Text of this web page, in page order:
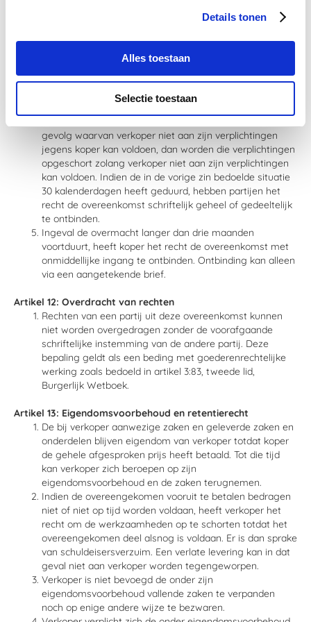
Details tonen
Alles toestaan
Selectie toestaan
transportmoeilijkheden, en andere storingen in het
Voorts verstaan partijen onder overmacht de
omstandigheid dat toeleveringsbedrijven waarvan
verkoper afhankelijk is voor de uitvoering van de
overeenkomst, niet aan de contractuele verplichtingen
jegens verkoper voldoen, tenzij zulks aan verkoper te
gevolg waarvan verkoper niet aan zijn verplichtingen
jegens koper kan voldoen, dan worden die verplichtingen
opgeschort zolang verkoper niet aan zijn verplichtingen
kan voldoen. Indien de in de vorige zin bedoelde situatie
30 kalenderdagen heeft geduurd, hebben partijen het
recht de overeenkomst schriftelijk geheel of gedeeltelijk
te ontbinden.
Ingeval de overmacht langer dan drie maanden
voortduurt, heeft koper het recht de overeenkomst met
onmiddellijke ingang te ontbinden. Ontbinding kan alleen
via een aangetekende brief.
Artikel 12: Overdracht van rechten
Rechten van een partij uit deze overeenkomst kunnen
niet worden overgedragen zonder de voorafgaande
schriftelijke instemming van de andere partij. Deze
bepaling geldt als een beding met goederenrechtelijke
werking zoals bedoeld in artikel 3:83, tweede lid,
Burgerlijk Wetboek.
Artikel 13: Eigendomsvoorbehoud en retentierecht
De bij verkoper aanwezige zaken en geleverde zaken en
onderdelen blijven eigendom van verkoper totdat koper
de gehele afgesproken prijs heeft betaald. Tot die tijd
kan verkoper zich beroepen op zijn
eigendomsvoorbehoud en de zaken terugnemen.
Indien de overeengekomen vooruit te betalen bedragen
niet of niet op tijd worden voldaan, heeft verkoper het
recht om de werkzaamheden op te schorten totdat het
overeengekomen deel alsnog is voldaan. Er is dan sprake
van schuldeisersverzuim. Een verlate levering kan in dat
geval niet aan verkoper worden tegengeworpen.
Verkoper is niet bevoegd de onder zijn
eigendomsvoorbehoud vallende zaken te verpanden
noch op enige andere wijze te bezwaren.